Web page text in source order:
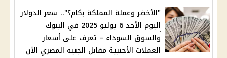
"الأخضر وعملة المملكة بكام؟".. سعر الدولار
اليوم الأحد 6 يوليو 2025 في البنوك
والسوق السوداء – تعرف على أسعار
العملات الأجنبية مقابل الجنيه المصري الآن